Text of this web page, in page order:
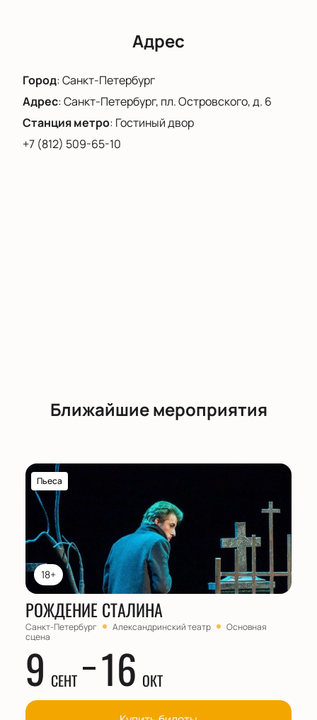
Адрес
Город:Санкт-Петербург
Адрес:Санкт-Петербург, пл. Островского, д. 6
Станция метро: Гостиный двор
+7 (812) 509-65-10
Ближайшие мероприятия
18+
Пьеса
РОЖДЕНИЕ СТАЛИНА
Санкт-Петербург Александринский театр
Основная
сцена
9 СЕНТ 16 ОКТ